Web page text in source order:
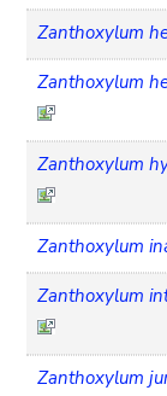
Zanthoxylum
Zanthoxylum
Zanthoxylum
Zanthoxylum
Zanthoxylum
Zanthoxylum